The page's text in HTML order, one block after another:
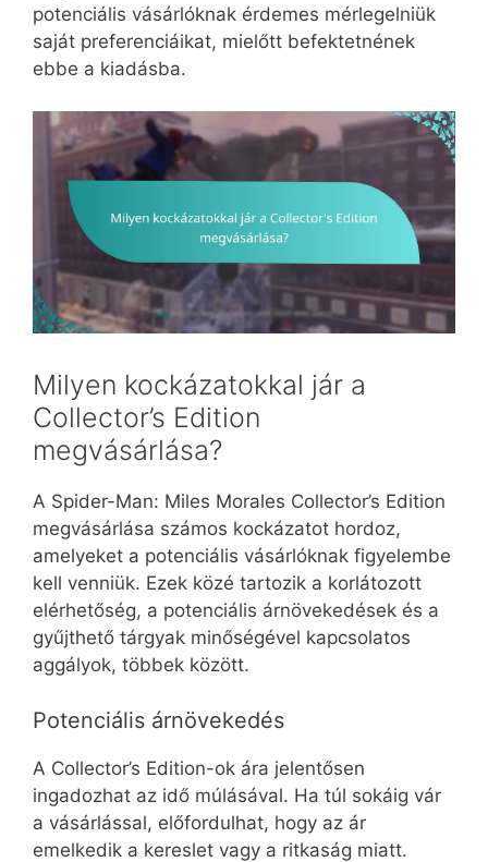
potenciális vásárlóknak érdemes mérlegelniük
saját preferenciáikat, mielőtt befektetnének
ebbe a kiadásba.
Milyen kockázatokkal jár a
Collector’s Edition
megvásárlása?
A Spider-Man: Miles Morales Collector’s Edition
megvásárlása számos kockázatot hordoz,
amelyeket a potenciális vásárlóknak figyelembe
kell venniük. Ezek közé tartozik a korlátozott
elérhetőség, a potenciális árnövekedések és a
gyűjthető tárgyak minőségével kapcsolatos
aggályok, többek között.
Potenciális árnövekedés
A Collector’s Edition-ok ára jelentősen
ingadozhat az idő múlásával. Ha túl sokáig vár
a vásárlással, előfordulhat, hogy az ár
emelkedik a kereslet vagy a ritkaság miatt.